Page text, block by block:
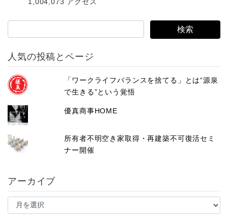
人気の投稿とページ
「ワークライフバランスを捨てる」とは“源泉
で生きる”という覚悟
優真商事HOME
所有者不明空き家取得・再建築不可復活セミ
ナー開催
アーカイブ
ア